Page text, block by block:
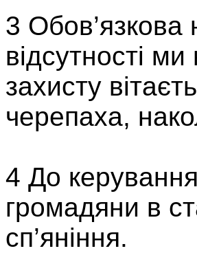
3
відсутності
захисту
черепаха,
4 До
громадяни в
сп’яніння.